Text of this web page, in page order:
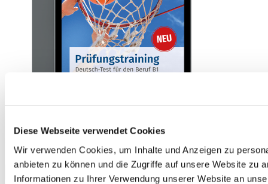
Diese Webseite verwendet Cookies
Wir verwenden Cookies, um Inhalte und Anzeigen zu
anbieten zu können und die Zugriffe auf unsere Website zu
Informationen zu Ihrer Verwendung unserer Website an
9,90 €
In den Warenkorb